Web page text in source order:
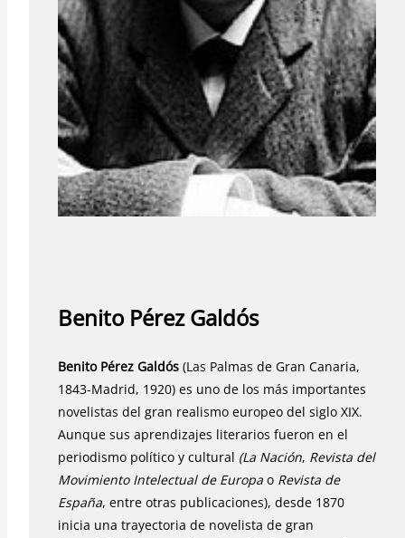
Benito Pérez Galdós
Benito Pérez Galdós (Las Palmas de Gran Canaria,
1843-Madrid, 1920) es uno de los más importantes
novelistas del gran realismo europeo del siglo XIX.
Aunque sus aprendizajes literarios fueron en el
periodismo político y cultural (La Nación, Revista del
Movimiento Intelectual de Europa o Revista de
España, entre otras publicaciones), desde 1870
inicia una trayectoria de novelista de gran